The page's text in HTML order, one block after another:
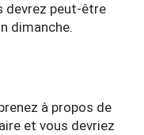
devrez peut-être
dimanche.
à propos de
et vous devriez